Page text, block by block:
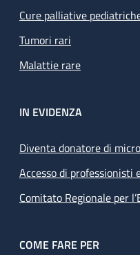
Cure palliative
Tumori rari
Malattie rare
IN EVIDENZA
Diventa donatore di
Accesso di
Comitato Regionale per
COME FARE PER